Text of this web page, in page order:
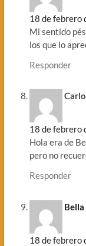
18 de febrero
Mi sentido
los que lo
Responder
18 de febrero
Hola era de
pero no
Responder
18 de febrero